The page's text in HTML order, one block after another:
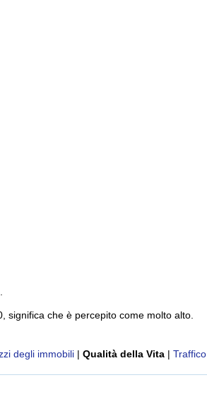
significa che è percepito come molto alto.
degli immobili | Qualità della Vita | Traffico